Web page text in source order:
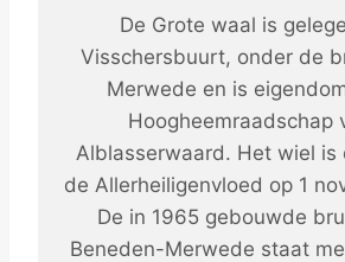
De Grote waal is
Visschersbuurt, onder de
Merwede en is
Hoogheemraadschap
Alblasserwaard. Het wiel is
de Allerheiligenvloed op 1
De in 1965 gebouwde
Beneden-Merwede staat